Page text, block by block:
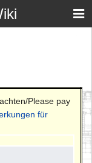
Please pay
für